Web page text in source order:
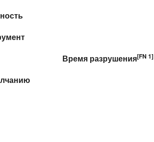
Время разрушения[FN 1]